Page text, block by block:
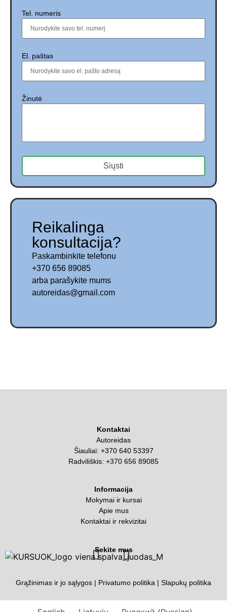
Tel. numeris
El. paštas
Žinutė
Siųsti
Reikalinga
konsultacija?
Paskambinkite telefonu
+370 656 89085
arba parašykite mums
autoreidas@gmail.com
Kontaktai
Autoreidas
Šiauliai: +370 640 53397
Radviliškis: +370 656 89085
Informacija
Mokymai ir kursai
Apie mus
Kontaktai ir rekvizitai
Sekite mus
Grąžinimas ir jo sąlygos | Privatumo politika | Slapukų politika